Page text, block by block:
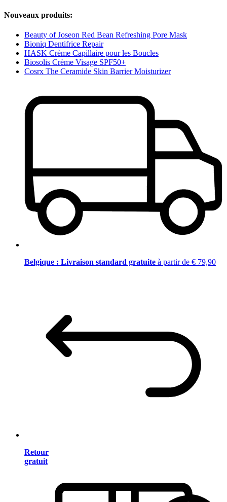
Nouveaux produits:
Beauty of Joseon Red Bean Refreshing Pore Mask
Bioniq Dentifrice Repair
HASK Crème Capillaire pour les Boucles
Biosolis Crème Visage SPF50+
Cosrx The Ceramide Skin Barrier Moisturizer
Belgique : Livraison standard gratuite à partir de € 79,90
Retour
gratuit